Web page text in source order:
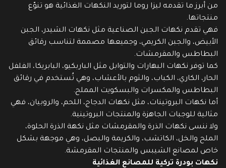
من أبرز ما تقدمه ليزا روما لتوريد النكهات الغذائية هو تنوّع
منتجاتها.
فهي تقدم نكهات الجبن الصناعية مثل نكهات الشيدر، الجبن
الأبيض، والجبن الكريمي، وجميعها مصممة لتناسب رقائق
البطاطس والمقرمشات.
كما توفر نكهات البهارات والتوابل مثل الباربكيو، البابريكا، الفلفل
الحار، الكاري، الكباب، والثوم بالأعشاب، وهي تُستخدم في رقائق
البطاطس والمكسرات والبسكويت المملح.
أما نكهات البروتينات، مثل نكهات الدجاج، اللحم، والروبيان، فهي
مثالية للوجبات الجاهزة والمنتجات البروتينية.
ولا ننسى نكهات الذرة والمقرمشات مثل نكهة الذرة الحلوة،
الملح والخل، الكاتشب، والكريمة والبصل، وهي موجهة بشكل
خاص لمصانع الشيبس والمنتجات المقرمشة.
نكهات بودرة تركية للمصانع الغذائية